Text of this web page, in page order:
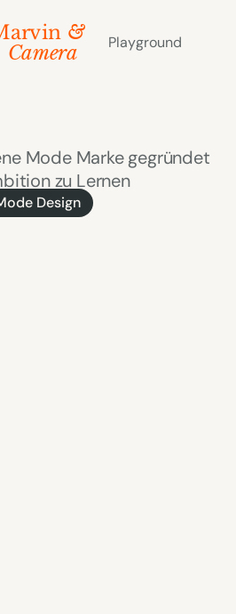
&
Camera
Playground
Mode Marke gegründet
zu Lernen
Design